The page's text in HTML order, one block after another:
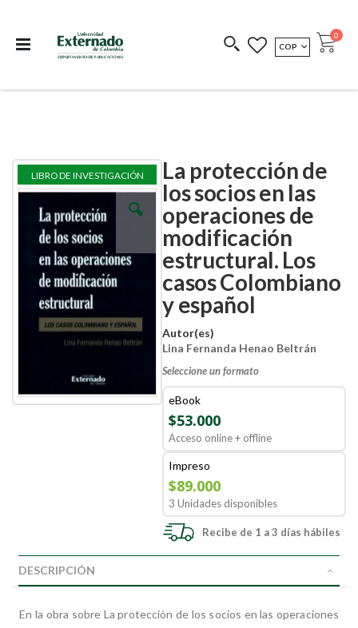
COEDICIONES REDIMIR CÓDIGO
MONEDA
COP Cart
0
La protección de
los socios en las
operaciones de
modificación
estructural. Los
casos Colombiano
y español
Autor(es)
Lina Fernanda Henao Beltrán
Seleccione un formato
eBook
$53.000
Acceso online + offline
Impreso
$89.000
3 Unidades disponibles
Recibe de 1 a 3 días hábiles
Skip
the
gallery
Skip
the
beginning
gallery
LIBRO DE INVESTIGACIÓN
DESCRIPCIÓN
En la obra sobre La protección de los socios en las operaciones